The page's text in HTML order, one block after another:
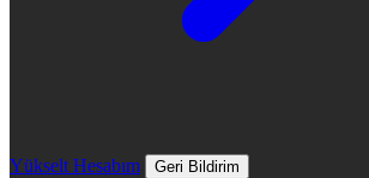
Yükselt Hesabım
Geri Bildirim